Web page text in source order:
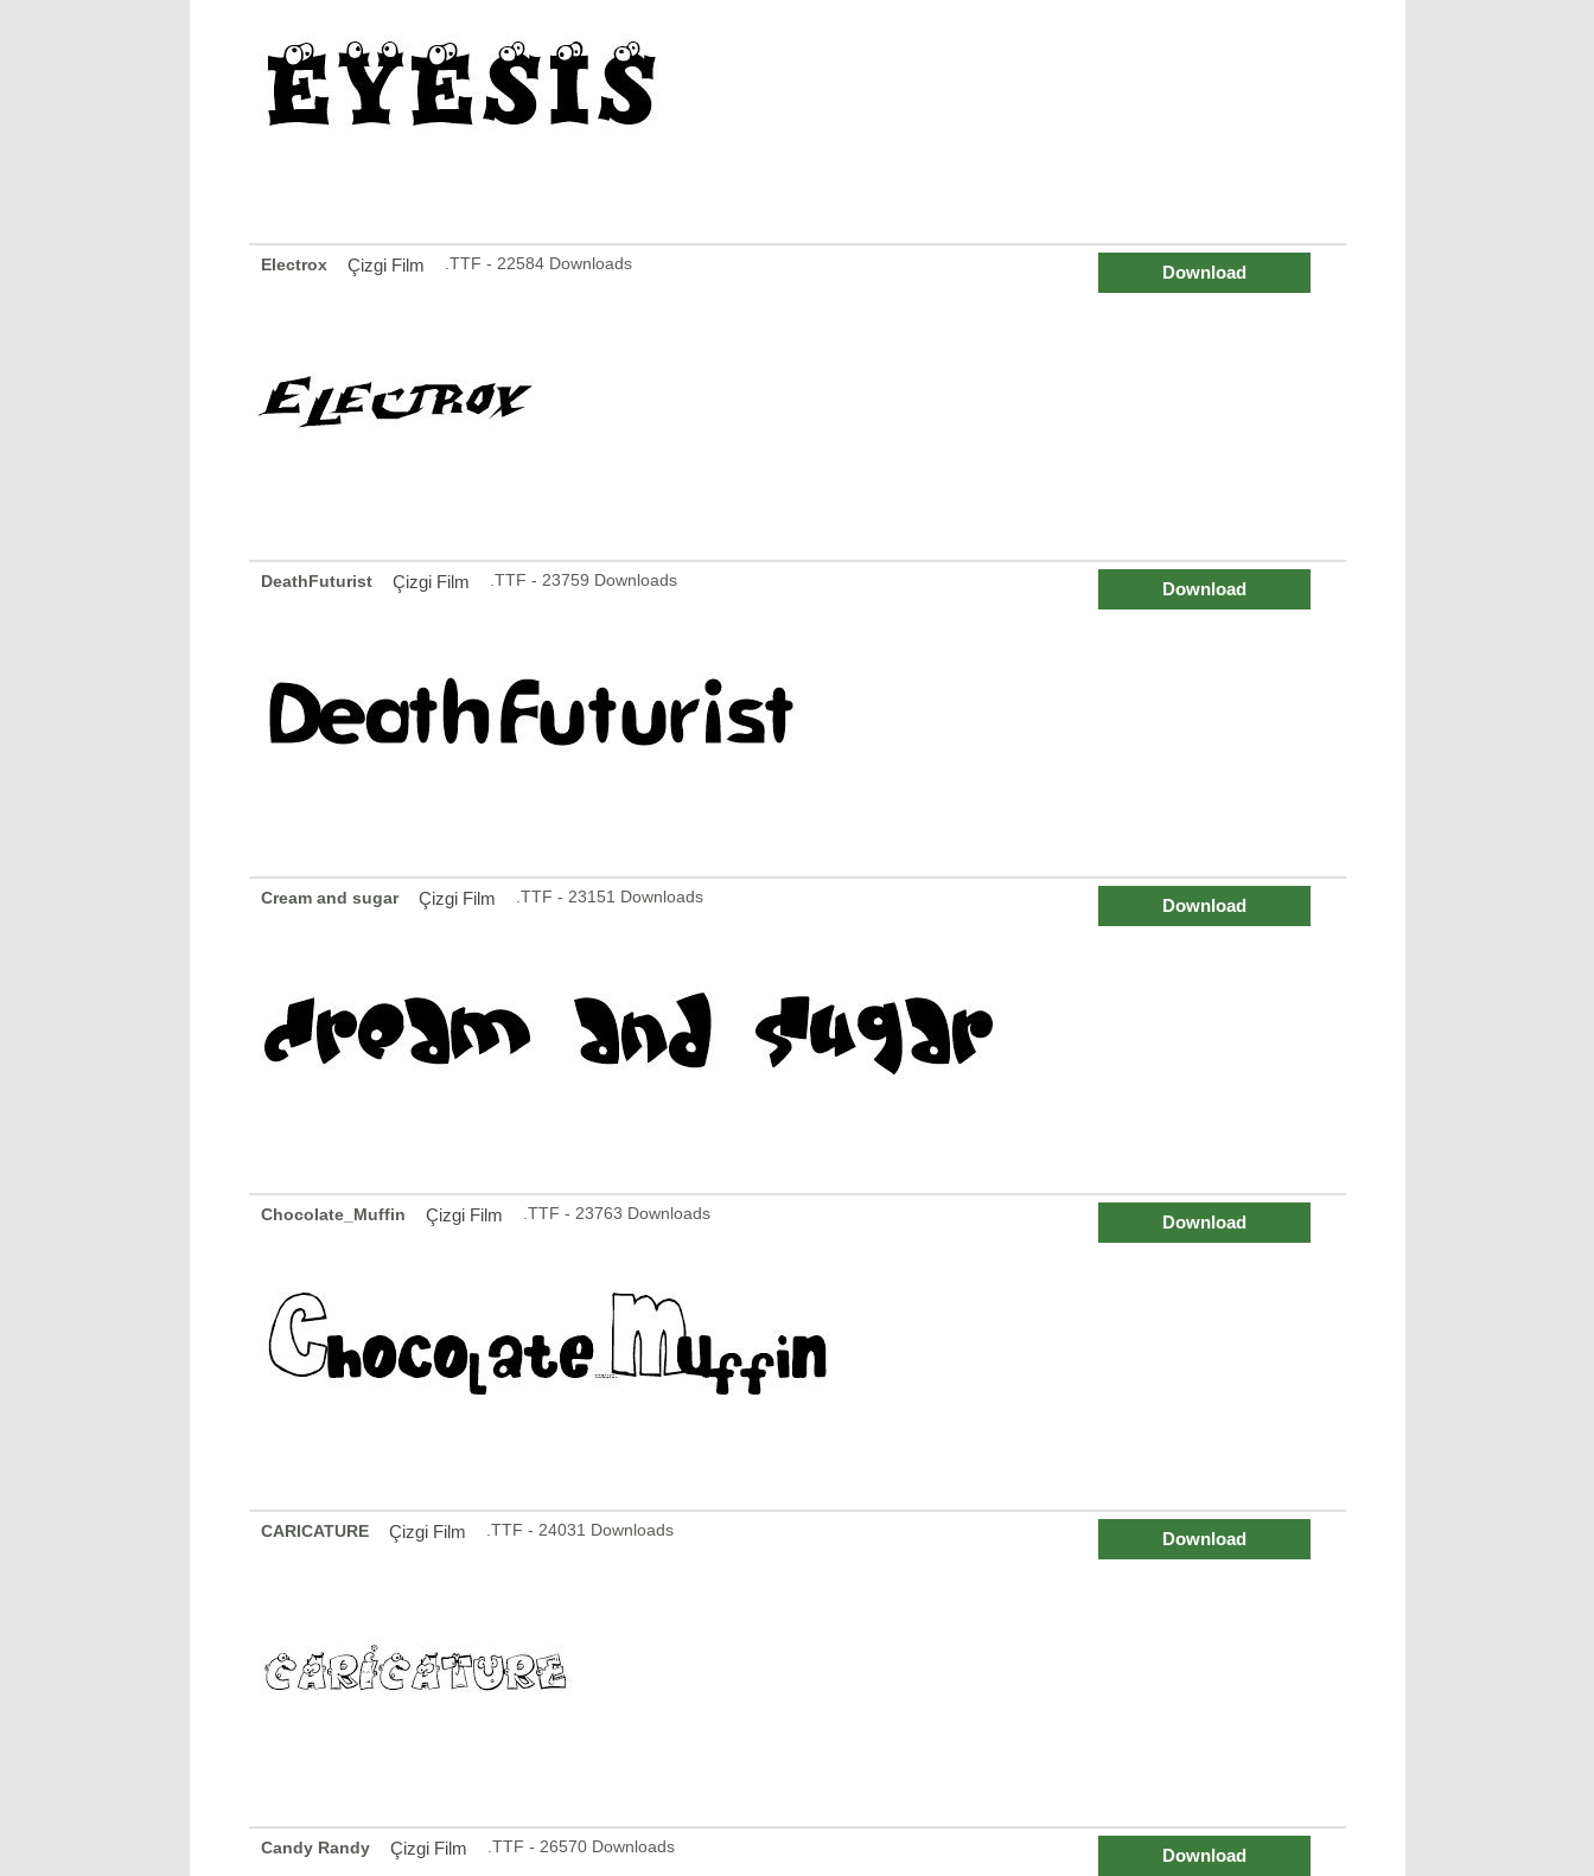
Electrox Çizgi Film .TTF - 22584 Downloads Download
DeathFuturist Çizgi Film .TTF - 23759 Downloads Download
Cream and sugar Çizgi Film .TTF - 23151 Downloads Download
Chocolate_Muffin Çizgi Film .TTF - 23763 Downloads Download
CARICATURE Çizgi Film .TTF - 24031 Downloads Download
Candy Randy Çizgi Film .TTF - 26570 Downloads Download